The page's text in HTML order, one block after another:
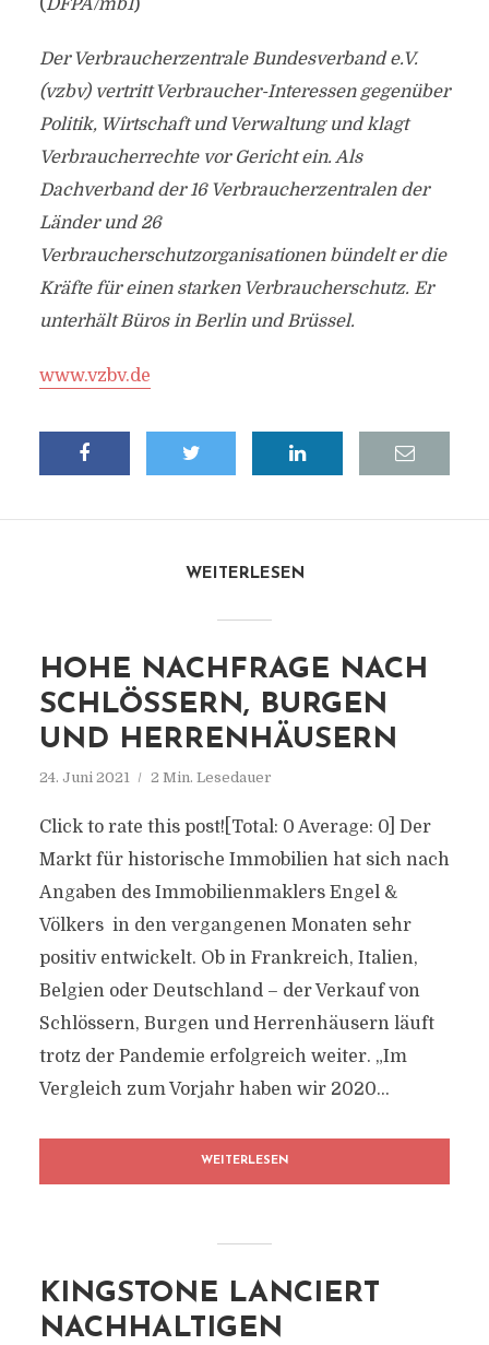
(DFPA/mb1)
Der Verbraucherzentrale Bundesverband e.V.
(vzbv) vertritt Verbraucher-Interessen gegenüber
Politik, Wirtschaft und Verwaltung und klagt
Verbraucherrechte vor Gericht ein. Als
Dachverband der 16 Verbraucherzentralen der
Länder und 26
Verbraucherschutzorganisationen bündelt er die
Kräfte für einen starken Verbraucherschutz. Er
unterhält Büros in Berlin und Brüssel.
www.vzbv.de
WEITERLESEN
HOHE NACHFRAGE NACH
SCHLÖSSERN, BURGEN
UND HERRENHÄUSERN
24. Juni 2021 2 Min. Lesedauer
Click to rate this post![Total: 0 Average: 0] Der
Markt für historische Immobilien hat sich nach
Angaben des Immobilienmaklers Engel &
Völkers in den vergangenen Monaten sehr
positiv entwickelt. Ob in Frankreich, Italien,
Belgien oder Deutschland – der Verkauf von
Schlössern, Burgen und Herrenhäusern läuft
trotz der Pandemie erfolgreich weiter. „Im
Vergleich zum Vorjahr haben wir 2020...
WEITERLESEN
KINGSTONE LANCIERT
NACHHALTIGEN